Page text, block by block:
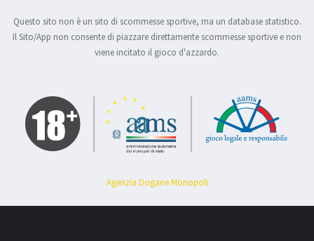
Questo sito non è un sito di scommesse sportive, ma un database statistico.
Il Sito/App non consente di piazzare direttamente scommesse sportive e non
viene incitato il gioco d'azzardo.
Agenzia Dogane Monopoli